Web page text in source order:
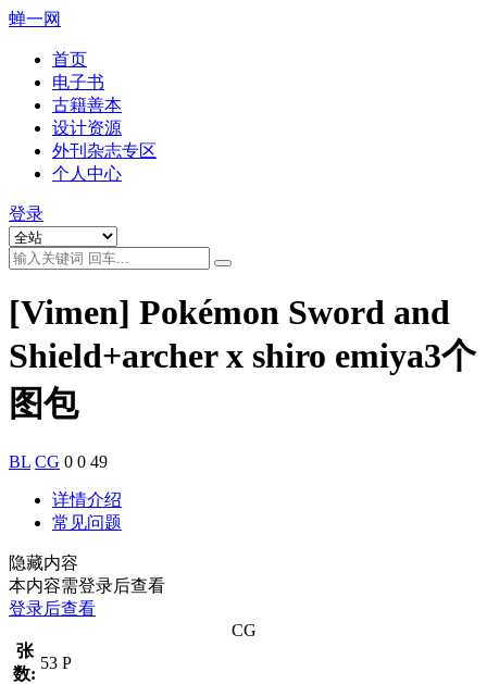
蝉一网
首页
电子书
古籍善本
设计资源
外刊杂志专区
个人中心
登录
[Vimen] Pokémon Sword and
Shield+archer x shiro emiya3个
图包
BL CG 0 0 49
详情介绍
常见问题
隐藏内容
本内容需登录后查看
登录后查看
CG
张
数:
53 P